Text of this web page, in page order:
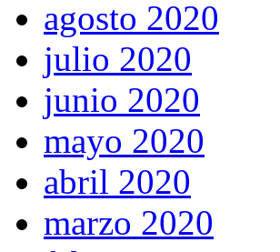
agosto 2020
julio 2020
junio 2020
mayo 2020
abril 2020
marzo 2020